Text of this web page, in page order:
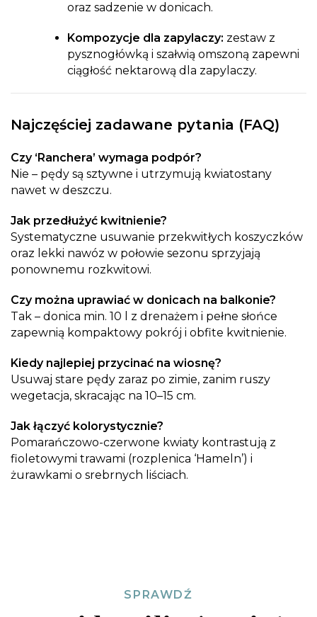
oraz sadzenie w donicach.
Kompozycje dla zapylaczy: zestaw z
pysznogłówką i szałwią omszoną zapewni
ciągłość nektarową dla zapylaczy.
Najczęściej zadawane pytania (FAQ)
Czy ‘Ranchera’ wymaga podpór?
Nie – pędy są sztywne i utrzymują kwiatostany
nawet w deszczu.
Jak przedłużyć kwitnienie?
Systematyczne usuwanie przekwitłych koszyczków
oraz lekki nawóz w połowie sezonu sprzyjają
ponownemu rozkwitowi.
Czy można uprawiać w donicach na balkonie?
Tak – donica min. 10 l z drenażem i pełne słońce
zapewnią kompaktowy pokrój i obfite kwitnienie.
Kiedy najlepiej przycinać na wiosnę?
Usuwaj stare pędy zaraz po zimie, zanim ruszy
wegetacja, skracając na 10–15 cm.
Jak łączyć kolorystycznie?
Pomarańczowo-czerwone kwiaty kontrastują z
fioletowymi trawami (rozplenica ‘Hameln’) i
żurawkami o srebrnych liściach.
SPRAWDŹ